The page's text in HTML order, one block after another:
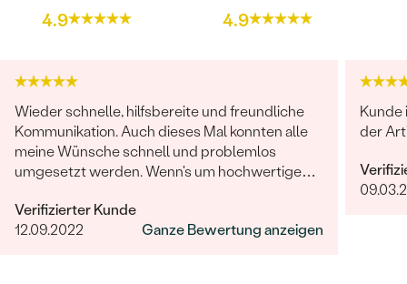
4.9 4.9
Wieder schnelle, hilfsbereite und freundliche
Kommunikation. Auch dieses Mal konnten alle
meine Wünsche schnell und problemlos
umgesetzt werden. Wenn's um hochwertigen,
ist Eppi meine Empfehlung!
Verifizierter Kunde
12.09.2022
Ganze Bewertung anzeigen
Kunde
der